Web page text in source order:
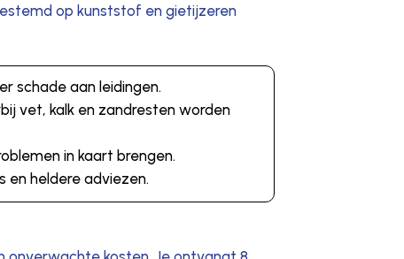
op kunststof en gietijzeren
schade aan leidingen.
vet, kalk en zandresten worden
in kaart brengen.
en heldere adviezen.